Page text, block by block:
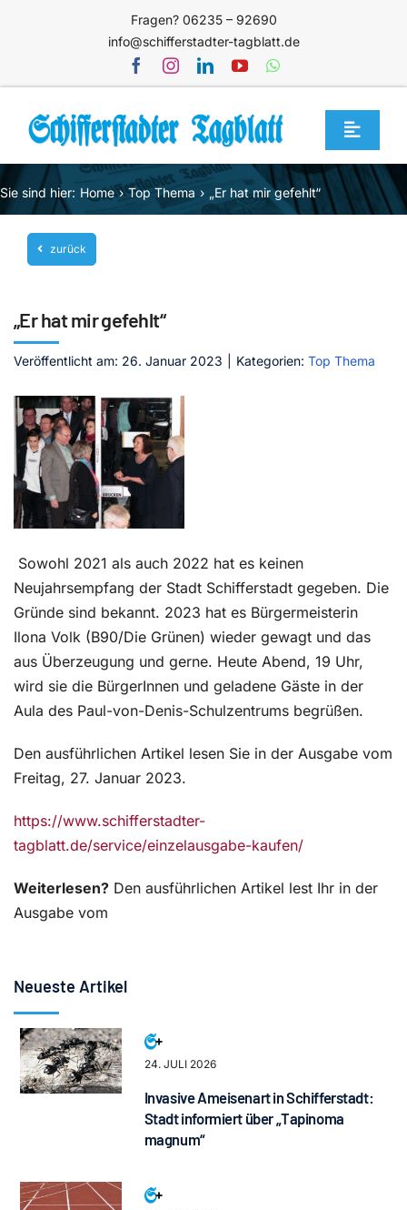
Fragen? 06235 – 92690
info@schifferstadter-tagblatt.de
Toggle
Home
Themen
Blog
Service
Mediathek
Jetzt abonnieren
Kontakt
Sie sind hier: Home Top Thema „Er hat mir gefehlt“
zurück
„Er hat mir gefehlt“
Veröffentlicht am: 26. Januar 2023 Kategorien: Top Thema
Sowohl 2021 als auch 2022 hat es keinen
Neujahrsempfang der Stadt Schifferstadt gegeben. Die
Gründe sind bekannt. 2023 hat es Bürgermeisterin
Ilona Volk (B90/Die Grünen) wieder gewagt und das
aus Überzeugung und gerne. Heute Abend, 19 Uhr,
wird sie die BürgerInnen und geladene Gäste in der
Aula des Paul-von-Denis-Schulzentrums begrüßen.
Den ausführlichen Artikel lesen Sie in der Ausgabe vom
Freitag, 27. Januar 2023.
https://www.schifferstadter-
tagblatt.de/service/einzelausgabe-kaufen/
Weiterlesen? Den ausführlichen Artikel lest Ihr in der
Ausgabe vom
Neueste Artikel
24. JULI 2026
Invasive Ameisenart in Schifferstadt:
Stadt informiert über „Tapinoma
magnum“